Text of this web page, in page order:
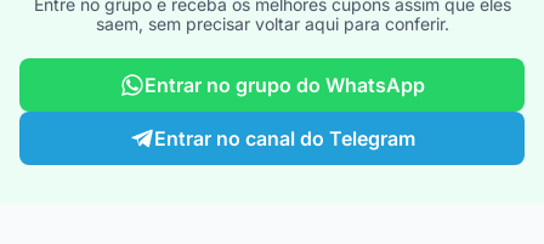
saem, sem precisar voltar aqui para conferir.
Entrar no grupo do WhatsApp
Entrar no canal do Telegram